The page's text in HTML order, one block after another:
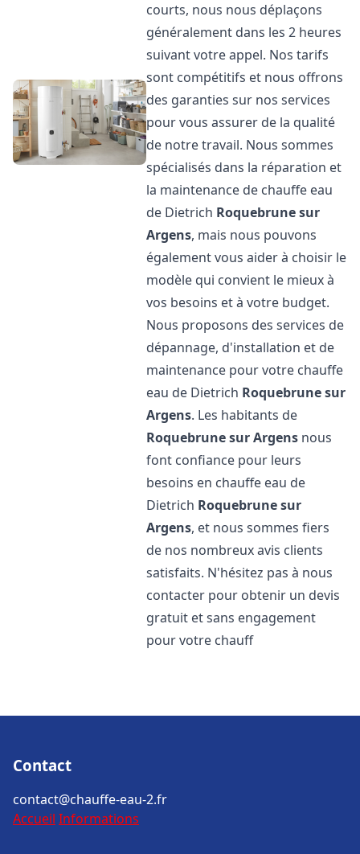
courts, nous nous déplaçons
généralement dans les 2 heures
suivant votre appel. Nos tarifs
sont compétitifs et nous offrons
des garanties sur nos services
pour vous assurer de la qualité
de notre travail. Nous sommes
spécialisés dans la réparation et
la maintenance de chauffe eau
de Dietrich Roquebrune sur
Argens, mais nous pouvons
également vous aider à choisir le
modèle qui convient le mieux à
vos besoins et à votre budget.
Nous proposons des services de
dépannage, d'installation et de
maintenance pour votre chauffe
eau de Dietrich Roquebrune sur
Argens. Les habitants de
Roquebrune sur Argens nous
font confiance pour leurs
besoins en chauffe eau de
Dietrich Roquebrune sur
Argens, et nous sommes fiers
de nos nombreux avis clients
satisfaits. N'hésitez pas à nous
contacter pour obtenir un devis
gratuit et sans engagement
pour votre chauff
Contact
contact@chauffe-eau-2.fr
Accueil Informations